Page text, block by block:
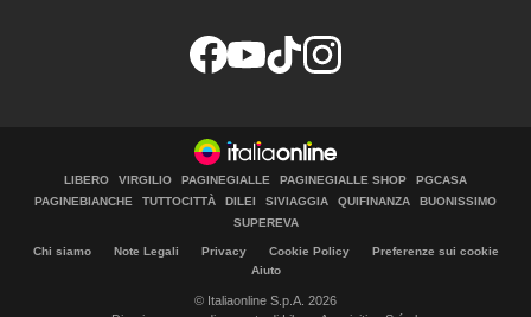
LIBERO VIRGILIO PAGINEGIALLE PAGINEGIALLE SHOP
PGCASA
PAGINEBIANCHE
TUTTOCITTÀ DILEI SIVIAGGIA QUIFINANZA
BUONISSIMO
SUPEREVA
Chi siamo Note Legali Privacy Cookie Policy
Preferenze sui cookie
Aiuto
© Italiaonline S.p.A. 2026